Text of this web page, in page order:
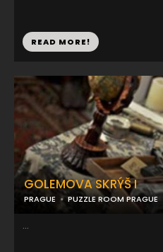
READ MORE!
GOLEMOVA SKRÝŠ I
PRAGUE PUZZLE ROOM PRAGUE
...